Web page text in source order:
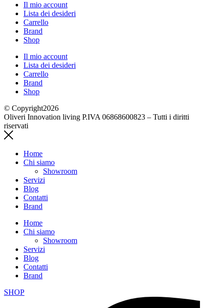
Il mio account
Lista dei desideri
Carrello
Brand
Shop
Il mio account
Lista dei desideri
Carrello
Brand
Shop
© Copyright2026
Oliveri Innovation living P.IVA 06868600823 – Tutti i diritti
riservati
Home
Chi siamo
Showroom
Servizi
Blog
Contatti
Brand
Home
Chi siamo
Showroom
Servizi
Blog
Contatti
Brand
SHOP